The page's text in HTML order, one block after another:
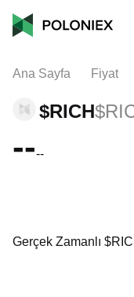
Ana Sayfa Fiyat
$RICH
----
Gerçek Zamanlı